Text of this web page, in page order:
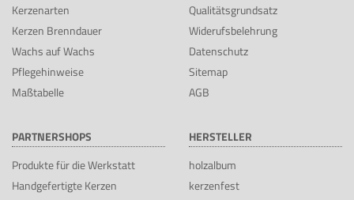
Kerzenarten
Kerzen Brenndauer
Wachs auf Wachs
Pflegehinweise
Maßtabelle
Qualitätsgrundsatz
Widerufsbelehrung
Datenschutz
Sitemap
AGB
PARTNERSHOPS
Produkte für die Werkstatt
Handgefertigte Kerzen
HERSTELLER
holzalbum
kerzenfest